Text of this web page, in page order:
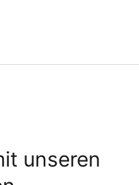
unseren